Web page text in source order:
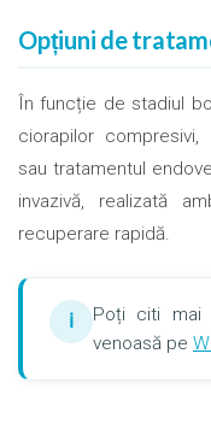
Opțiuni de
În funcție de stadiul
ciorapilor
sau tratamentul
invazivă, realizată
recuperare rapidă.
ℹ
Poți citi mai
venoasă pe